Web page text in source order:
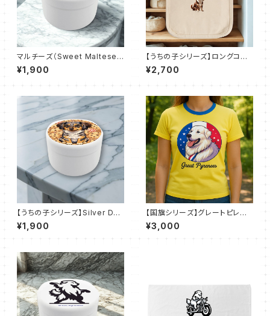
マルチーズ（Sweet Maltese
Days 4）おでかけトリーツ缶
¥1,900
【うちの子シリーズ】ロングコー
トチワワ【チョコレートタン】ロコ
トート（Ｓ）
¥2,700
【うちの子シリーズ】Silver Dap
pleテディちゃん｜おでかけトリ
ーツ缶
¥1,900
【国旗シリーズ】グレートピレニ
ーズ × フランス国旗｜ドライＴ
シャツ（全50色）
¥3,000